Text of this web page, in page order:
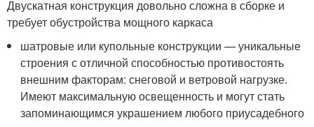
Двускатная конструкция довольно сложна в сборке и
требует обустройства мощного каркаса
шатровые или купольные конструкции — уникальные
строения с отличной способностью противостоять
внешним факторам: снеговой и ветровой нагрузке.
Имеют максимальную освещенность и могут стать
запоминающимся украшением любого приусадебного